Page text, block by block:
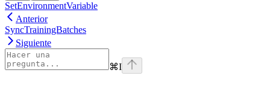
SetEnvironmentVariable
Anterior
SyncTrainingBatches
Siguiente
⌘I